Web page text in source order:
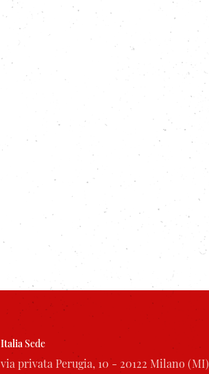
ItaliaSede
via privata Perugia, 10 - 20122 Milano (MI)